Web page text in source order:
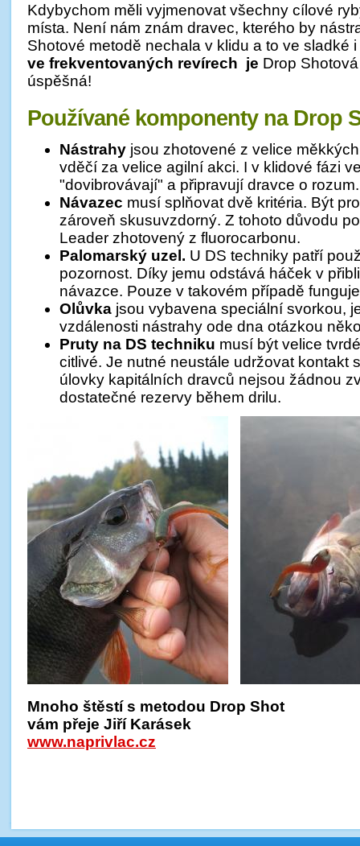
Kdybychom měli vyjmenovat všechny cílové
místa. Není nám znám dravec, kterého by
Shotové metodě nechala v klidu a to ve sladké
ve frekventovaných revírech je Drop
úspěšná!
Používané komponenty na Drop
Nástrahy jsou zhotovené z velice
vděčí za velice agilní akci. I v klidové fázi
"dovibrovávají" a připravují dravce o rozum.
Návazec musí splňovat dvě kritéria. Být
zároveň skusuvzdorný. Z tohoto důvodu
Leader zhotovený z fluorocarbonu.
Palomarský uzel. U DS techniky patří
pozornost. Díky jemu odstává háček v
návazce. Pouze v takovém případě
Olůvka jsou vybavena speciální svorkou,
vzdálenosti nástrahy ode dna otázkou
Pruty na DS techniku musí být velice
citlivé. Je nutné neustále udržovat kontakt
úlovky kapitálních dravců nejsou žádnou
dostatečné rezervy během drilu.
Mnoho štěstí s metodou Drop Shot
vám přeje Jiří Karásek
www.naprivlac.cz